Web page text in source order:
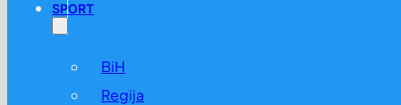
SPORT
BiH
Regija